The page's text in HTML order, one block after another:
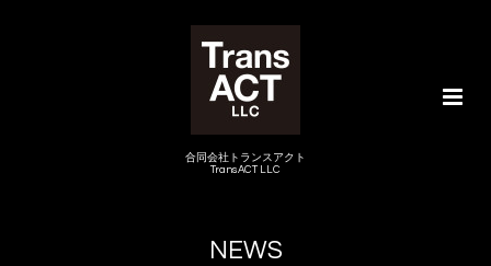
合同会社トランスアクト
TransACT LLC
NEWS